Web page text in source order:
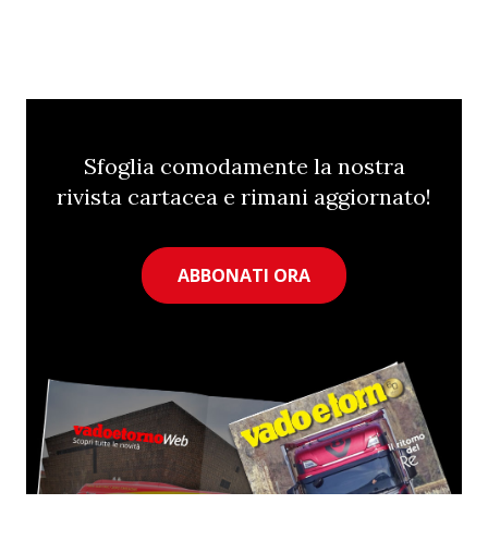
Sfoglia comodamente la nostra
rivista cartacea e rimani aggiornato!
ABBONATI ORA